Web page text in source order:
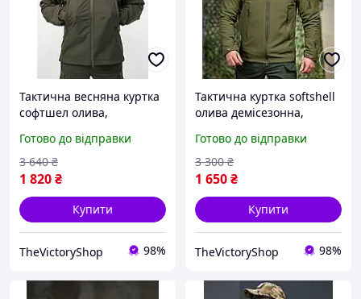
Тактична весняна куртка
софтшел олива,
куртка олива Softshell на
флісі 4XLfilej6tv1
Готово до відправки
1 820₴
3 640 ₴
Купити
TheVictoryShop 98%
Тактична куртка softshell
олива демісезонна,
олива софтшел XL uterhi
Готово до відправки
1 650₴
3 300 ₴
Купити
TheVictoryShop 98%